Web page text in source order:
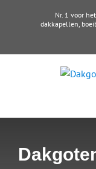
Nr. 1 voor
dakkapellen,